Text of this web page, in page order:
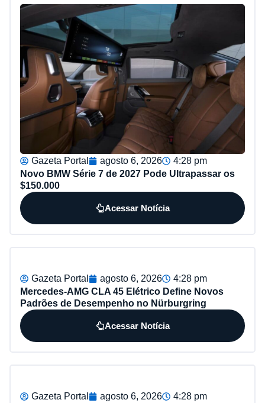
Gazeta Portal agosto 6, 2026
4:28 pm
Novo BMW Série 7 de 2027 Pode Ultrapassar os
$150.000
Acessar Notícia
Gazeta Portal agosto 6, 2026
4:28 pm
Mercedes-AMG CLA 45 Elétrico Define Novos
Padrões de Desempenho no Nürburgring
Acessar Notícia
Gazeta Portal agosto 6, 2026
4:28 pm